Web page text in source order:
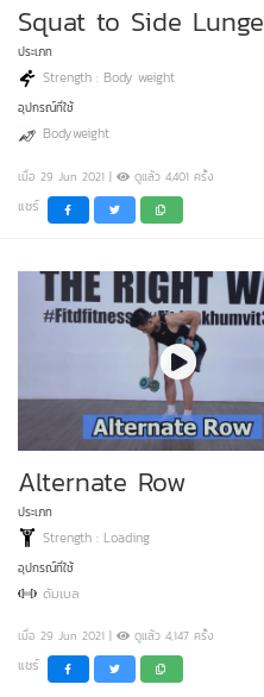
Squat to Side Lunge
ประเภท
Strength : Body weight
อุปกรณ์ที่ใช้
Bodyweight
เมื่อ 29 Jun 2021 | ดูแล้ว 4,401 ครั้ง
แชร์
Alternate Row
ประเภท
Strength : Loading
อุปกรณ์ที่ใช้
ดัมเบล
เมื่อ 29 Jun 2021 | ดูแล้ว 4,147 ครั้ง
แชร์